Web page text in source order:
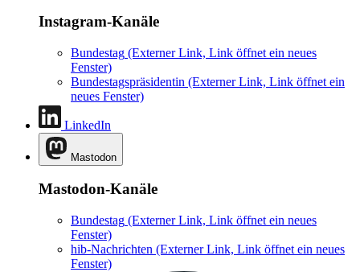
Instagram-Kanäle
Bundestag (Externer Link, Link öffnet ein neues
Fenster)
Bundestagspräsidentin (Externer Link, Link öffnet ein
neues Fenster)
LinkedIn
Mastodon
Mastodon-Kanäle
Bundestag (Externer Link, Link öffnet ein neues
Fenster)
hib-Nachrichten (Externer Link, Link öffnet ein neues
Fenster)